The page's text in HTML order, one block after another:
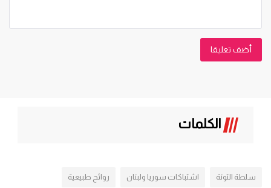
أضف تعليقا
الكلمات
سلطة التونة اشتباكات سوريا ولبنان روائح طبيعية